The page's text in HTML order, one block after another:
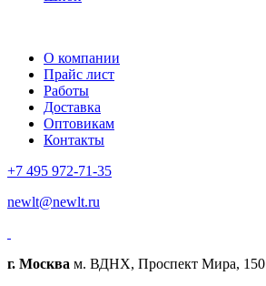
О компании
Прайс лист
Работы
Доставка
Оптовикам
Контакты
+7 495 972-71-35
newlt@newlt.ru
г. Москва м. ВДНХ, Проспект Мира, 150